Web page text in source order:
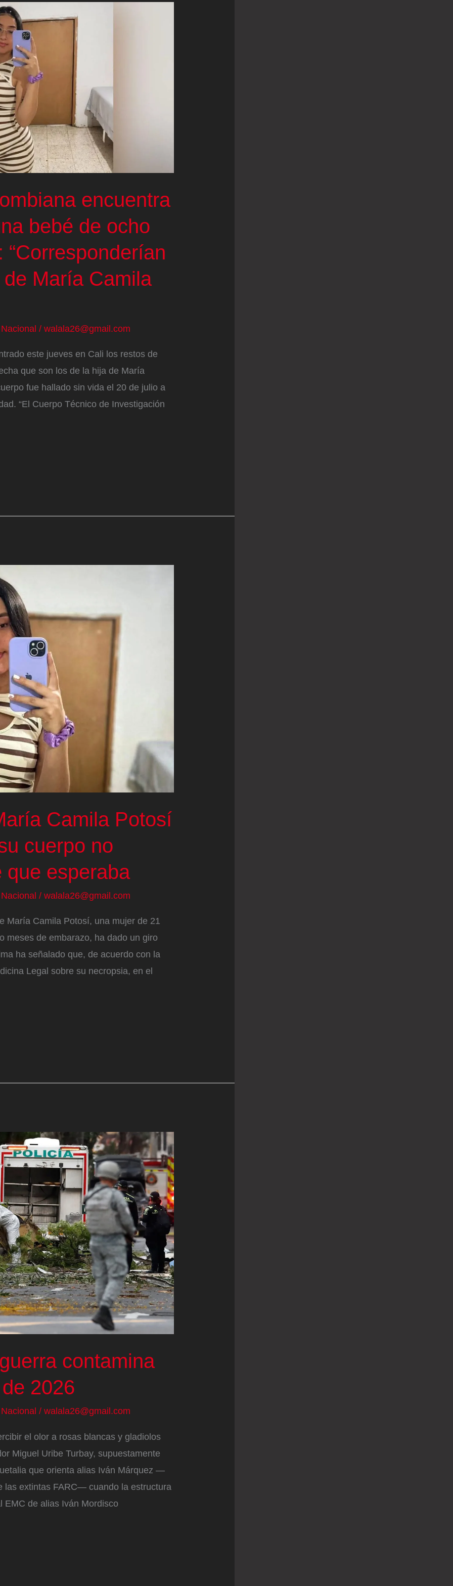
encuentra
bebé de ocho
María Camila
Nacional / walala26@gmail.com
este jueves en Cali los restos de
que son los de la hija de María
fue hallado sin vida el 20 de julio a
“El Cuerpo Técnico de Investigación
Camila Potosí
cuerpo no
que esperaba
Nacional / walala26@gmail.com
María Camila Potosí, una mujer de 21
meses de embarazo, ha dado un giro
ha señalado que, de acuerdo con la
Legal sobre su necropsia, en el
contamina
2026
Nacional / walala26@gmail.com
el olor a rosas blancas y gladiolos
Miguel Uribe Turbay, supuestamente
que orienta alias Iván Márquez —
las extintas FARC— cuando la estructura
EMC de alias Iván Mordisco